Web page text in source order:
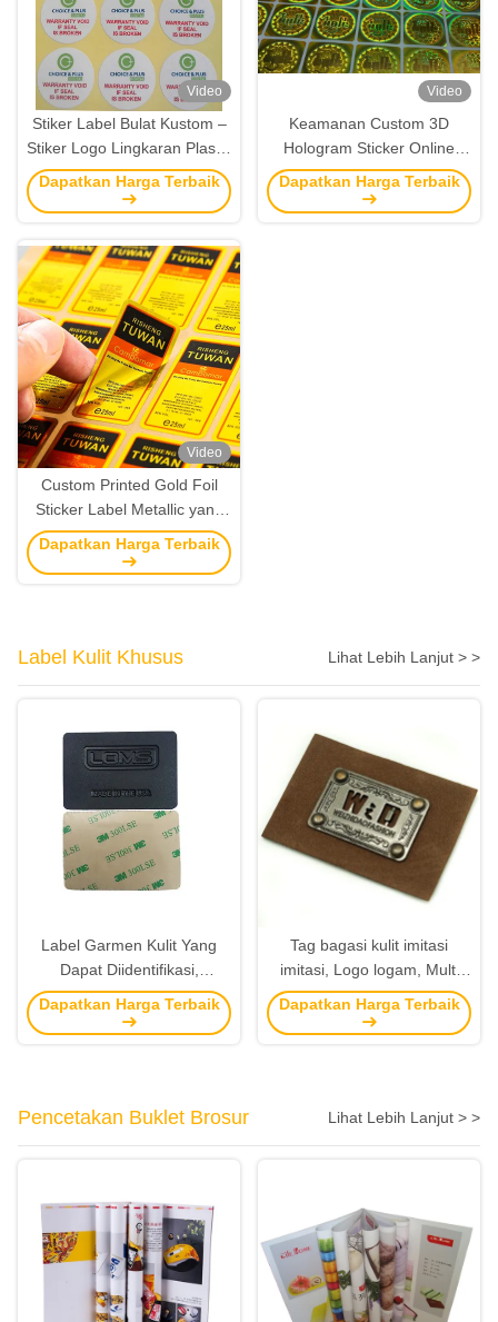
Video
Stiker Label Bulat Kustom –
Stiker Logo Lingkaran Plastik
PET Putih & Label Nama
Anak-Anak
Dapatkan Harga Terbaik
Video
Keamanan Custom 3D
Hologram Sticker Online
Label Hologram Laser Tidak
Dapat Digunakan Lagi
Dapatkan Harga Terbaik
Video
Custom Printed Gold Foil
Sticker Label Metallic yang
diukir & Custom Metallic
Sticker
Dapatkan Harga Terbaik
Label Kulit Khusus Lihat Lebih Lanjut > >
Label Garmen Kulit Yang
Dapat Diidentifikasi,
Finishing Kulit Jeans Patch,
Pita Perekat
Dapatkan Harga Terbaik
Tag bagasi kulit imitasi
imitasi, Logo logam, Multi
purpose untuk topi
Dapatkan Harga Terbaik
Pencetakan Buklet Brosur Lihat Lebih Lanjut > >